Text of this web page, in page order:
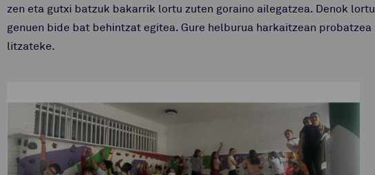
zen eta gutxi batzuk bakarrik lortu zuten goraino ailegatzea. Denok lortu
genuen bide bat behintzat egitea. Gure helburua harkaitzean probatzea
litzateke.